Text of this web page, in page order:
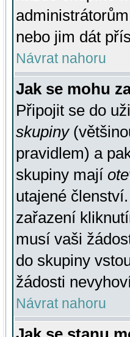
nebo jim dát
Návrat nahoru
Jak se mohu
Připojit se do
skupiny
pravidlem) a
skupiny mají
utajené
zařazení
musí vaši
do skupiny
žádosti
Návrat nahoru